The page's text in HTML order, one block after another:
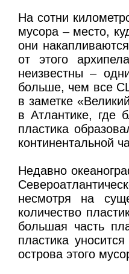
На сотни
мусора – место,
они
от этого
неизвестны –
больше, чем все
в заметке
в Атлантике, где
пластика
континентальной
Недавно
несмотря на
количество
большая часть
пластика
острова этого